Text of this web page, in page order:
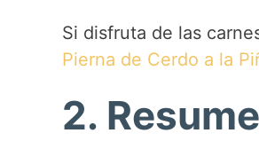
Si disfruta de las
Pierna de Cerdo a la
2.